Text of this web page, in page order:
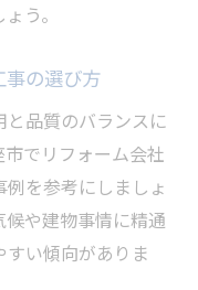
う。
事の選び方
品質のバランスに
でリフォーム会社
を参考にしましょ
や建物事情に精通
すい傾向がありま